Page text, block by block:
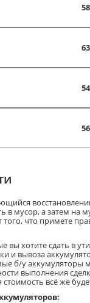
в мусор, а затем
что примете
вы хотите сдать в
и вывоза
б/у аккумуляторы
выполнения
всё же